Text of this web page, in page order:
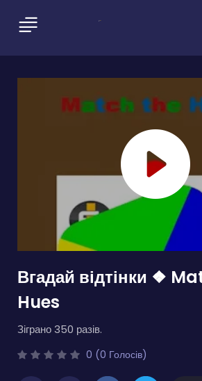
Вгадай відтінки ❖
Hues
Зіграно 350 разів.
0 (0 Голосів)